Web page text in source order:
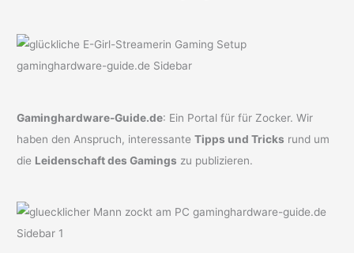
Gaminghardware-Guide.de: Ein Portal für für Zocker. Wir
haben den Anspruch, interessanteTipps und Tricks rund um
die Leidenschaft des Gamings zu publizieren.